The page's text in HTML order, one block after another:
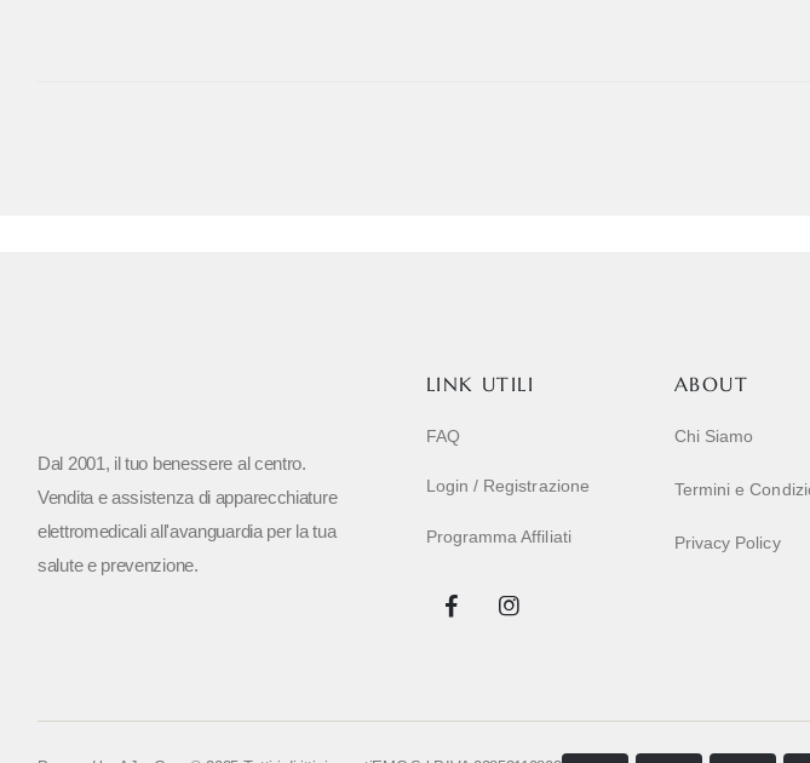
Dal 2001, il tuo benessere al centro.
Vendita e assistenza di apparecchiature
elettromedicali all'avanguardia per la tua
salute e prevenzione.
LINK UTILI
FAQ
Login / Registrazione
Programma Affiliati
ABOUT
Chi Siamo
Termini e
Privacy Policy